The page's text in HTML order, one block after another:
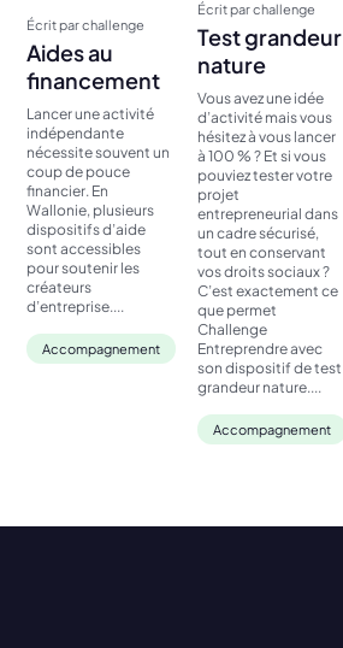
Écrit par challenge
Aides au
financement
Lancer une activité
indépendante
nécessite souvent un
coup de pouce
financier. En
Wallonie, plusieurs
dispositifs d’aide
sont accessibles
pour soutenir les
créateurs
d’entreprise....
Accompagnement
Écrit par challenge
Test grandeur
nature
Vous avez une idée
d’activité mais vous
hésitez à vous lancer
à 100 % ? Et si vous
pouviez tester votre
projet
entrepreneurial dans
un cadre sécurisé,
tout en conservant
vos droits sociaux ?
C’est exactement ce
que permet
Challenge
Entreprendre avec
son dispositif de test
grandeur nature....
Accompagnement